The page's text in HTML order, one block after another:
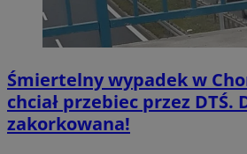
Śmiertelny wypadek w
chciał przebiec przez DTŚ.
zakorkowana!